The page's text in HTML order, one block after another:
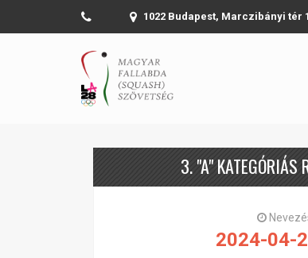
1022 Budapest, Marczibányi tér
3. "A" KATEGÓRIÁS
2024-04-